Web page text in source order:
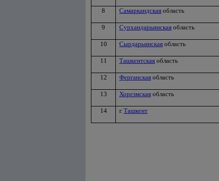
8 Самаркандская область
9 Сурхандарьинская область
10 Сырдарьинская область
11 Ташкентская область
12 Ферганская область
13 Хорезмская область
14 г. Ташкент